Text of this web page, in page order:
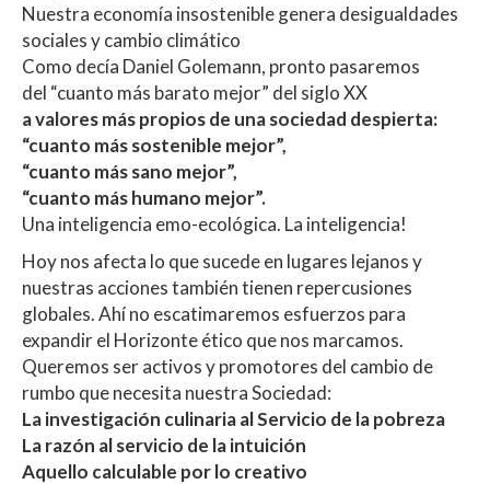
Nuestra economía insostenible genera desigualdades
sociales y cambio climático
Como decía Daniel Golemann, pronto pasaremos
del “cuanto más barato mejor” del siglo XX
a valores más propios de una sociedad despierta:
“cuanto más sostenible mejor”,
“cuanto más sano mejor”,
“cuanto más humano mejor”.
Una inteligencia emo-ecológica. La inteligencia!
Hoy nos afecta lo que sucede en lugares lejanos y
nuestras acciones también tienen repercusiones
globales. Ahí no escatimaremos esfuerzos para
expandir el Horizonte ético que nos marcamos.
Queremos ser activos y promotores del cambio de
rumbo que necesita nuestra Sociedad:
La investigación culinaria al Servicio de la pobreza
La razón al servicio de la intuición
Aquello calculable por lo creativo